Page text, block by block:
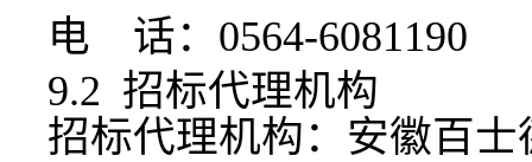
电
话： 0564-6081190
9.2 招标代理机构
招标代理机构： 安徽百士